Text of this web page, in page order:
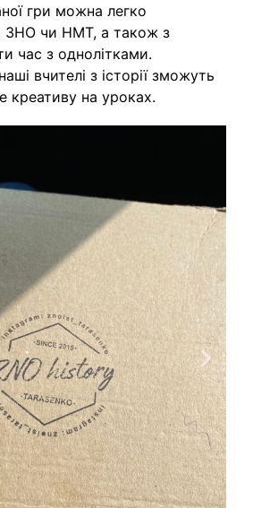
гри можна легко
ЗНО чи НМТ, а також з
час з однолітками.
вчителі з історії зможуть
креативу на уроках.